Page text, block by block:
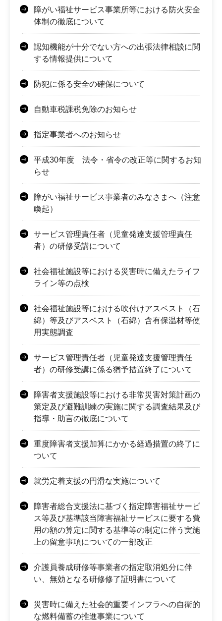
障がい福祉サービス事業所等における防火安全
体制の徹底について
認知機能が十分でない方への出張法律相談に関
する情報提供について
防犯に係る安全の確保について
自動車税課税免除のお知らせ
指定事業者へのお知らせ
平成30年度 法令・省令の改正等に関するお知
らせ
障がい福祉サービス事業者のみなさまへ（注意
喚起）
サービス管理責任者（児童発達支援管理責任
者）の研修受講について
社会福祉施設等における災害時に備えたライフ
ライン等の点検
社会福祉施設等における吹付けアスベスト（石
綿）等及びアスベスト（石綿）含有保温材等使
用実態調査
サービス管理責任者（児童発達支援管理責任
者）の研修受講に係る猶予措置終了について
障害者支援施設等における非常災害対策計画の
策定及び避難訓練の実施に関する調査結果及び
指導・助言の徹底について
重度障害者支援加算にかかる経過措置の終了に
ついて
就労定着支援の円滑な実施について
障害者総合支援法に基づく指定障害福祉サービ
ス等及び基準該当障害福祉サービスに要する費
用の額の算定に関する基準等の制定に伴う実施
上の留意事項についての一部改正
介護員養成研修等事業者の指定取消処分に伴
い、無効となる研修修了証明書について
災害時に備えた社会的重要インフラへの自衛的
な燃料備蓄の推進事業について